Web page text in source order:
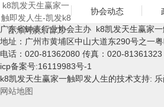
k8凯发天生赢家一
触即发人生-凯发k8
官方网娱乐官方
协会动态
广东省钟表行业协会主办 k8凯发天生赢家
地址：广州市黄埔区中山大道东290号之一
电话：020-81362080 传真：020-81361323
icp备案号:16119983号-1
k8凯发天生赢家一触即发人生的技术支持:
网站地图